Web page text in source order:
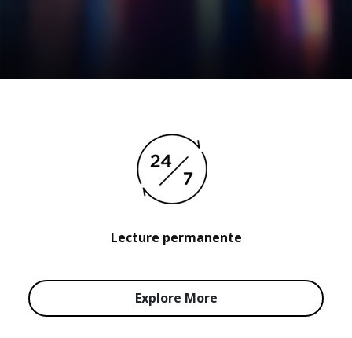
Lecture permanente
Explore More